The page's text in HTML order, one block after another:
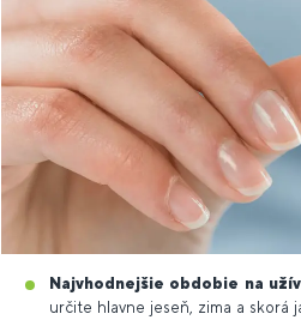
Najvhodnejšie obdobie na
určite hlavne jeseň, zima a skorá